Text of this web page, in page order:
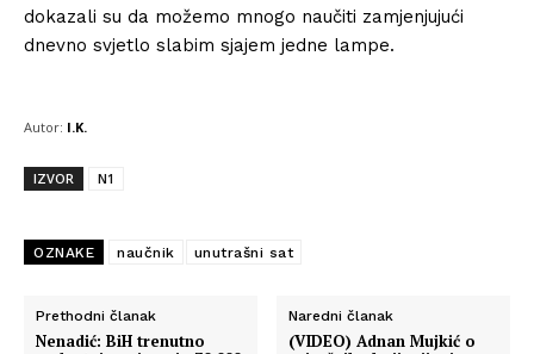
dokazali su da možemo mnogo naučiti zamjenjujući
dnevno svjetlo slabim sjajem jedne lampe.
Autor: I.K.
IZVOR N1
OZNAKE naučnik unutrašni sat
Prethodni članak
Nenadić: BiH trenutno
Naredni članak
(VIDEO) Adnan Mujkić o